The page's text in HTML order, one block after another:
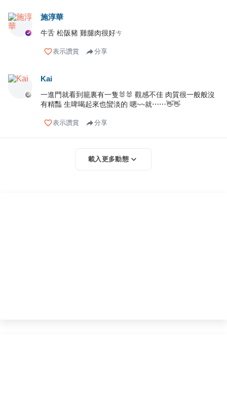
施淳華
牛舌 松阪豬 雞腿肉很好ㄘ
表示讚賞 分享
Kai
一進門就看到籠裏有一隻🐰🐰 觀感不佳 肉質很一般般沒
有精豔 生啤喝起來也蠻淡的 嗯~~就⋯⋯👋👋
表示讚賞 分享
載入更多動態